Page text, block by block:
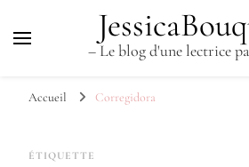
– Le blog d'une lectrice
Accueil Corregidora
ÉTIQUETTE